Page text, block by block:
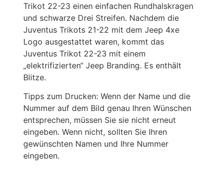
Trikot 22-23 einen einfachen Rundhalskragen
und schwarze Drei Streifen. Nachdem die
Juventus Trikots 21-22 mit dem Jeep 4xe
Logo ausgestattet waren, kommt das
Juventus Trikot 22-23 mit einem
„elektrifizierten“ Jeep Branding. Es enthält
Blitze.
Tipps zum Drucken: Wenn der Name und die
Nummer auf dem Bild genau Ihren Wünschen
entsprechen, müssen Sie sie nicht erneut
eingeben. Wenn nicht, sollten Sie Ihren
gewünschten Namen und Ihre Nummer
eingeben.